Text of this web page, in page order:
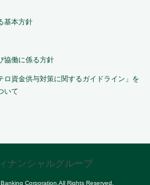
基本方針
協働に係る方針
ロ資金供与対策に関するガイドライン」を
いて
Corporation.All Rights Reserved.